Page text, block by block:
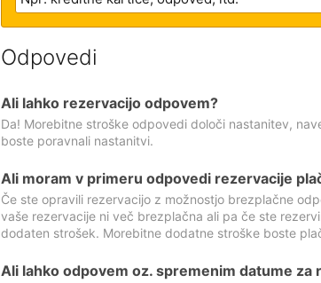
Odpovedi
Ali lahko rezervacijo odpovem?
Da! Morebitne stroške odpovedi določi nastanitev,
boste poravnali nastanitvi.
Ali moram v primeru odpovedi rezervacije
Če ste opravili rezervacijo z možnostjo brezplačne
vaše rezervacije ni več brezplačna ali pa če ste
dodaten strošek. Morebitne dodatne stroške boste
Ali lahko odpovem oz. spremenim datume